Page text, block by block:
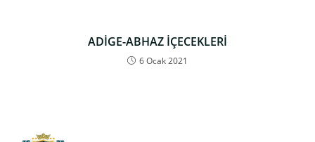
ADİGE-ABHAZ İÇECEKLERİ
6 Ocak 2021